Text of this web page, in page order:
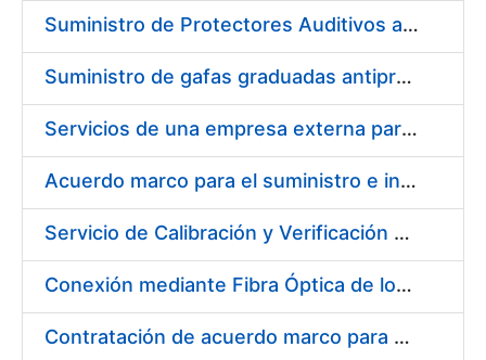
Suministro de Protectores Auditivos a medida para las personas trabajadoras de los Centros de Trabajo de Madrid y Burgos
Suministro de gafas graduadas antiproyecciones para los trabajadores de la FNMT-RCM en los centros de trabajo de Madrid y Burgos
Servicios de una empresa externa para el asesoramiento y resolución de los recursos de alzada que se presentan relacionados con procesos de selección para la FNMT-RCM
Acuerdo marco para el suministro e instalación de persianas, estores y otros complementos
Servicio de Calibración y Verificación Externa de los Equipos de Medición del Servicio de Prevención de la FNMT-RCM
Conexión mediante Fibra Óptica de los Centros de Proceso de Datos (CPDs) de las sedes de la FNMT-RCM de Burgos y Madrid
Contratación de acuerdo marco para el Suministro de Material de Electricidad para la Fábrica Nacional de Moneda y Timbre-Real Casa de la Moneda en su centro de trabajo de Burgos